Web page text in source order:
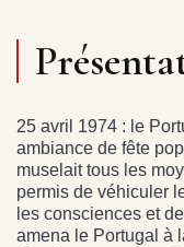
25 avril 1974 : le
ambiance de fête
muselait tous les
permis de véhiculer
les consciences et
amena le Portugal à